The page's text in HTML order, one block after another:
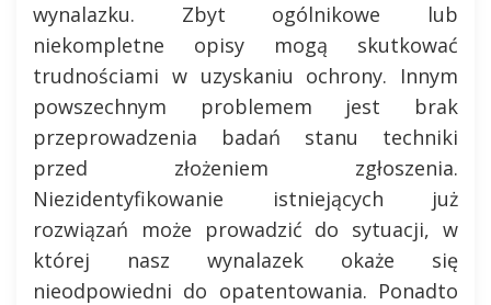
wynalazku. Zbyt ogólnikowe lub
niekompletne opisy mogą skutkować
trudnościami w uzyskaniu ochrony. Innym
powszechnym problemem jest brak
przeprowadzenia badań stanu techniki
przed złożeniem zgłoszenia.
Niezidentyfikowanie istniejących już
rozwiązań może prowadzić do sytuacji, w
której nasz wynalazek okaże się
nieodpowiedni do opatentowania. Ponadto